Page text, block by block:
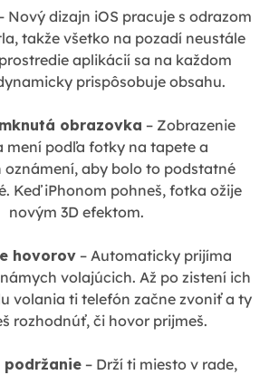
Nový dizajn iOS pracuje s odrazom
takže všetko na pozadí neustále
aplikácií sa na každom
prispôsobuje obsahu.
obrazovka – Zobrazenie
mení podľa fotky na tapete a
oznámení, aby bolo to podstatné
Keď iPhonom pohneš, fotka ožije
novým 3D efektom.
hovorov – Automaticky prijíma
volajúcich. Až po zistení ich
volania ti telefón začne zvoniť a ty
rozhodnúť, či hovor prijmeš.
podržanie– Drží ti miesto v rade,